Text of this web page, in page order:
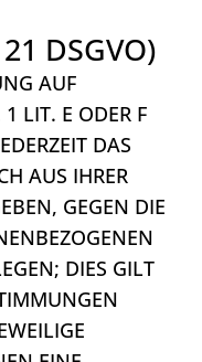
DSGVO)
AUF
LIT. E ODER F
DAS
AUS IHRER
GEGEN DIE
DIES GILT